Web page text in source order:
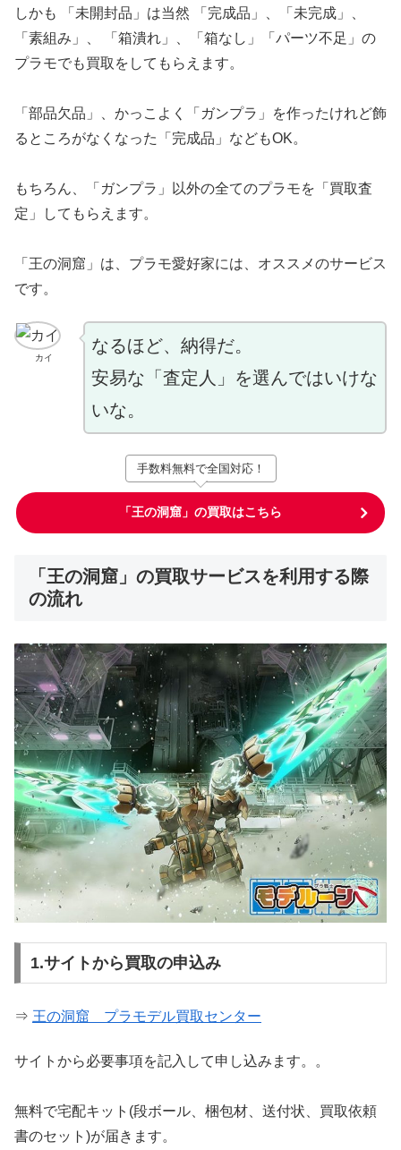
しかも 「未開封品」は当然 「完成品」、「未完成」、
「素組み」、 「箱潰れ」、「箱なし」「パーツ不足」の
プラモでも買取をしてもらえます。
「部品欠品」、かっこよく「ガンプラ」を作ったけれど飾
るところがなくなった「完成品」などもOK。
もちろん、「ガンプラ」以外の全てのプラモを「買取査
定」してもらえます。
「王の洞窟」は、プラモ愛好家には、オススメのサービス
です。
カイ
なるほど、納得だ。
安易な「査定人」を選んではいけな
いな。
手数料無料で全国対応！
「王の洞窟」の買取はこちら
「王の洞窟」の買取サービスを利用する際
の流れ
1.サイトから買取の申込み
⇒ 王の洞窟 プラモデル買取センター
サイトから必要事項を記入して申し込みます。。
無料で宅配キット(段ボール、梱包材、送付状、買取依頼
書のセット)が届きます。